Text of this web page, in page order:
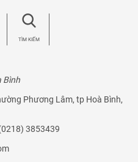
Bình
Phương Lâm, tp Hoà Bình,
3853439
TÌM KIẾM